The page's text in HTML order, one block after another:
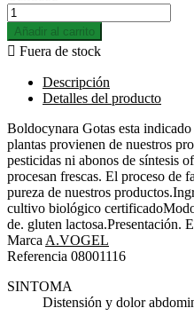
Añadir al carrito
 Fuera de stock
Descripción
Detalles del producto
Boldocynara Gotas esta
plantas provienen de nuestros
pesticidas ni abonos de síntesis
procesan frescas. El proceso de
pureza de nuestros
cultivo biológico
de. gluten lactosa.Presentación.
Marca A.VOGEL
Referencia 08001116
SINTOMA
Distensión y dolor